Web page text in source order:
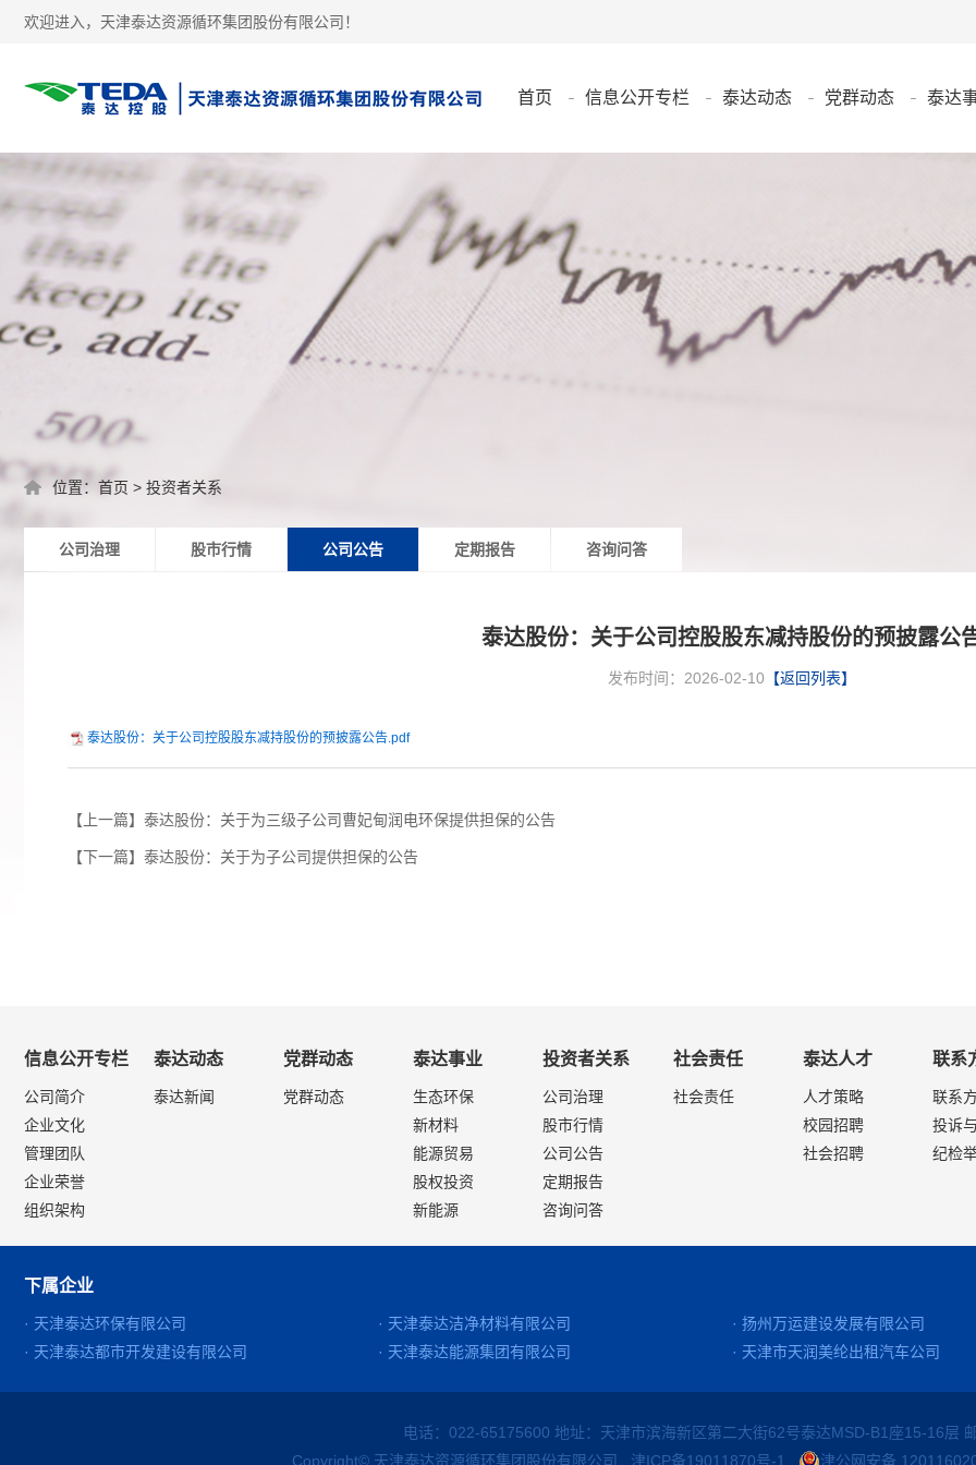
欢迎进入，天津泰达资源循环集团股份有限公司！
首页 信息公开专栏 泰达动态 党群动态 泰达
位置： 首页 > 投资者关系
公司治理 股市行情 公司公告 定期报告 咨询问答
泰达股份：关于公司控股股东减持股份的预披露公
发布时间：2026-02-10 【返回列表】
泰达股份：关于公司控股股东减持股份的预披露公告.pdf
【上一篇】泰达股份：关于为三级子公司曹妃甸润电环保提供担保的公告
【下一篇】泰达股份：关于为子公司提供担保的公告
信息公开专栏
公司简介
企业文化
管理团队
企业荣誉
组织架构
泰达动态
泰达新闻
党群动态
党群动态
泰达事业
生态环保
新材料
能源贸易
股权投资
新能源
投资者关系
公司治理
股市行情
公司公告
定期报告
咨询问答
社会责任
社会责任
泰达人才
人才策略
校园招聘
社会招聘
联系
联系
投诉
纪检
下属企业
· 天津泰达环保有限公司 · 天津泰达洁净材料有限公司
· 扬州万运建设发展有限公司
· 天津泰达都市开发建设有限公司
· 天津泰达能源集团有限公司 · 天津市天润美纶出租汽车公司
电话：022-65175600 地址：天津市滨海新区第二大街62号泰达MSD-B1座15-16层
Copyright© 天津泰达资源循环集团股份有限公司
津ICP备19011870号-1 津公网安备